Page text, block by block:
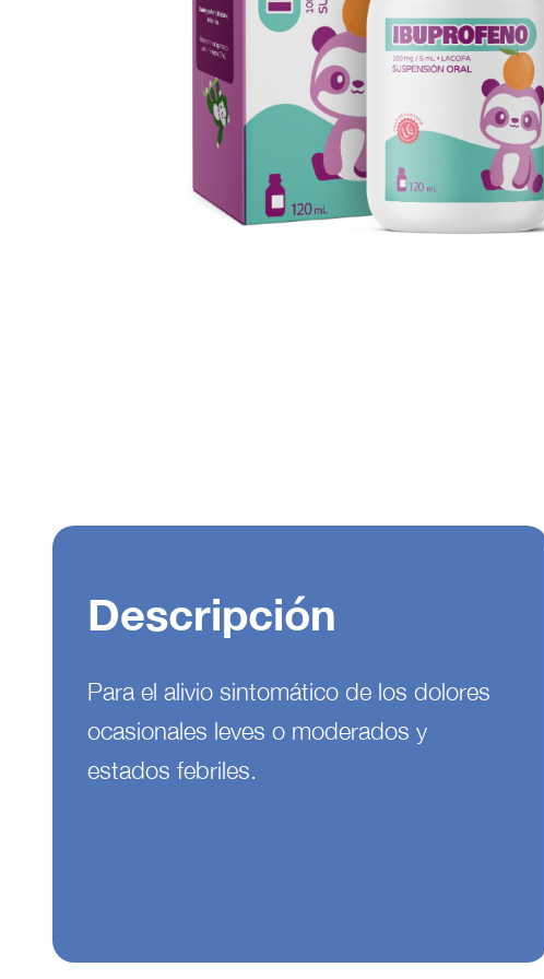
Descripción
Para el alivio sintomático de los dolores
ocasionales leves o moderados y
estados febriles.